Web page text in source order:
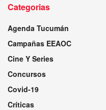
Categorias
Agenda Tucumán
Campañas EEAOC
Cine Y Series
Concursos
Covid-19
Críticas